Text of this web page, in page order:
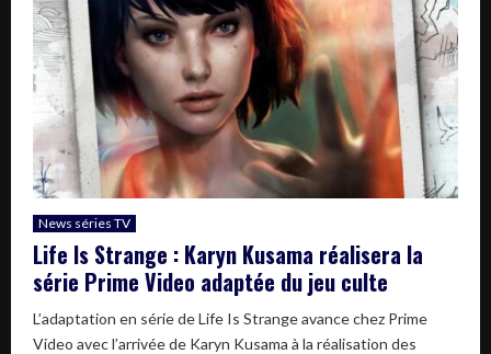
News séries TV
Life Is Strange : Karyn Kusama réalisera la
série Prime Video adaptée du jeu culte
L’adaptation en série de Life Is Strange avance chez Prime
Video avec l’arrivée de Karyn Kusama à la réalisation des